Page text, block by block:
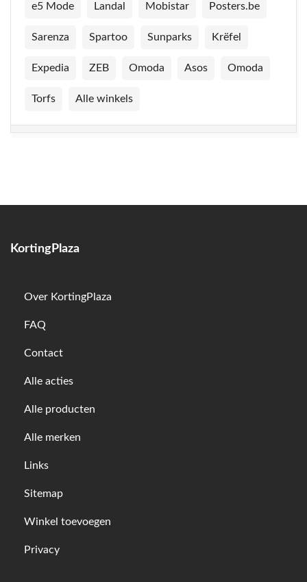
e5 Mode Landal Mobistar Posters.be
Sarenza Spartoo Sunparks Krëfel
Expedia ZEB Omoda Asos Omoda
Torfs Alle winkels
KortingPlaza
Over KortingPlaza
FAQ
Contact
Alle acties
Alle producten
Alle merken
Links
Sitemap
Winkel toevoegen
Privacy